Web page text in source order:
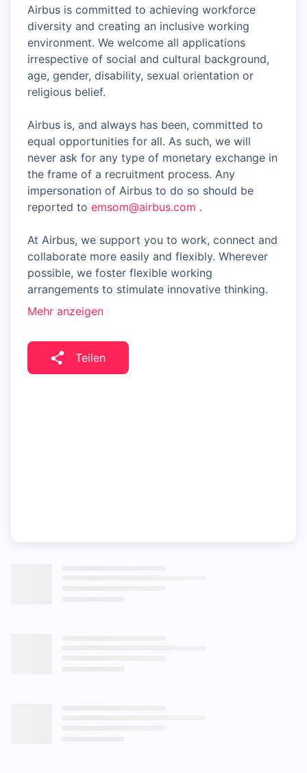
Airbus is committed to achieving workforce
diversity and creating an inclusive working
environment. We welcome all applications
irrespective of social and cultural background,
age, gender, disability, sexual orientation or
religious belief.
Airbus is, and always has been, committed to
equal opportunities for all. As such, we will
never ask for any type of monetary exchange in
the frame of a recruitment process. Any
impersonation of Airbus to do so should be
reported to emsom@airbus.com .
At Airbus, we support you to work, connect and
collaborate more easily and flexibly. Wherever
possible, we foster flexible working
arrangements to stimulate innovative thinking.
Mehr anzeigen
Teilen